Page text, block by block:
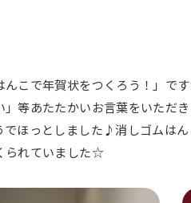
こで年賀状をつくろう！」で
等あたたかいお言葉をいただ
ほっとしました♪消しゴムは
られていました☆